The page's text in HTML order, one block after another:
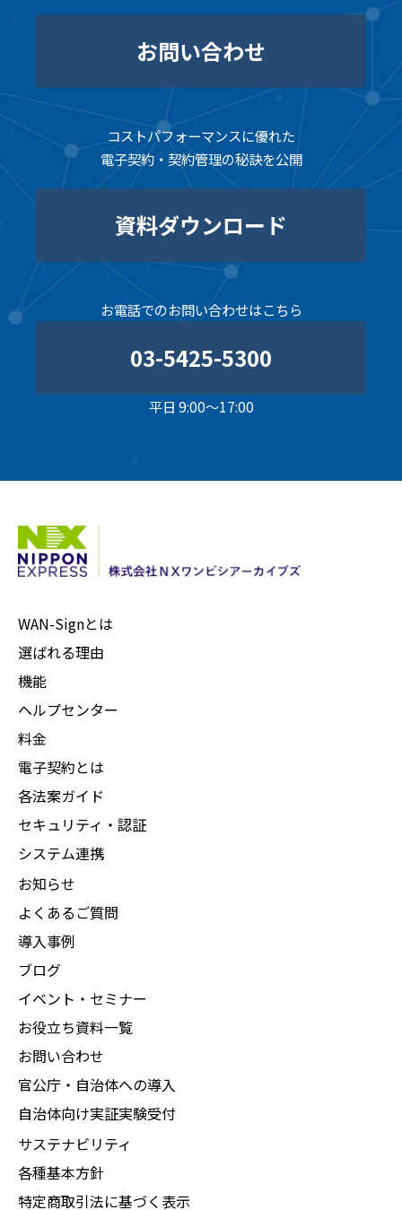
お問い合わせ
コストパフォーマンスに優れた
電子契約・契約管理の秘訣を公開
資料ダウンロード
お電話でのお問い合わせはこちら
03-5425-5300
平日 9:00～17:00
WAN-Signとは
選ばれる理由
機能
ヘルプセンター
料金
電子契約とは
各法案ガイド
セキュリティ・認証
システム連携
お知らせ
よくあるご質問
導入事例
ブログ
イベント・セミナー
お役立ち資料一覧
お問い合わせ
官公庁・自治体への導入
自治体向け実証実験受付
サステナビリティ
各種基本方針
特定商取引法に基づく表示